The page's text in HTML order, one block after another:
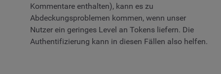
Kommentare enthalten), kann es zu
Abdeckungsproblemen kommen, wenn unser
Nutzer ein geringes Level an Tokens liefern. Die
Authentifizierung kann in diesen Fällen also helfen.